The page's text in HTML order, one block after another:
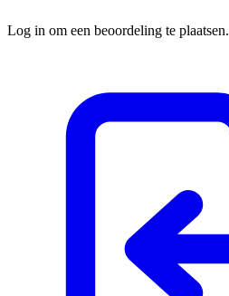
Log in om een beoordeling te plaatsen.